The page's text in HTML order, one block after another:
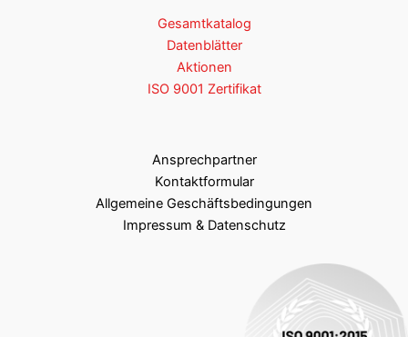
CZ-RK628-32mm
CZ-RK628-35mm
40,00
Gesamtkatalog
Datenblätter
Aktionen
ISO 9001 Zertifikat
Ansprechpartner
Kontaktformular
Allgemeine Geschäftsbedingungen
Impressum & Datenschutz